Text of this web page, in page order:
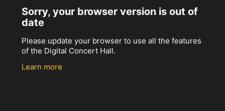
Sorry, your browser version is out of
date
Please update your browser to use all the features
of the Digital Concert Hall.
Learn more